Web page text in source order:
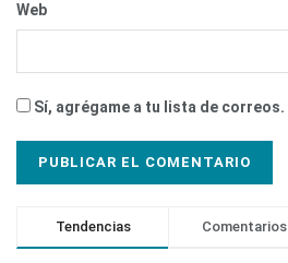
Web
Sí, agrégame a tu lista de correos.
Tendencias Comentarios